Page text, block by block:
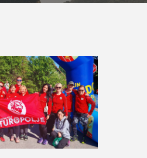
Učke, od...